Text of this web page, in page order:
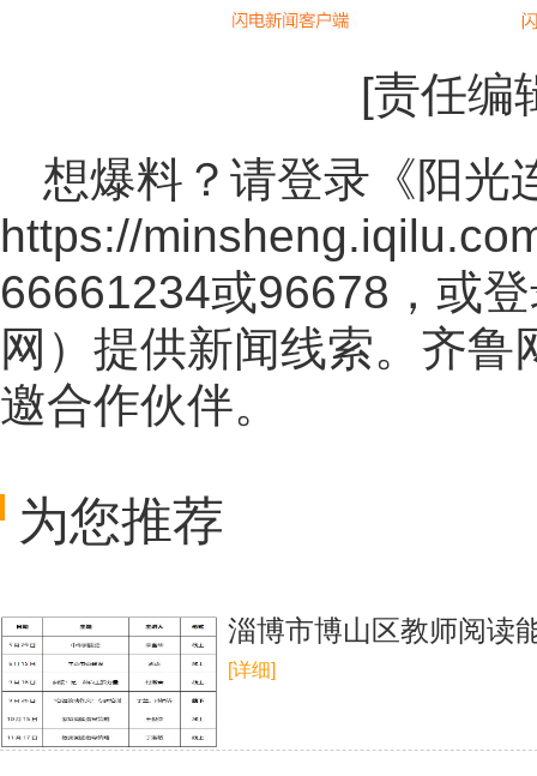
[责任编
想爆料？请登录《阳光
https://
66661234或96678，或
网 ）提供新闻线索。齐鲁
邀合作伙伴。
为您推荐
淄博市博山区教师阅读
[详细]